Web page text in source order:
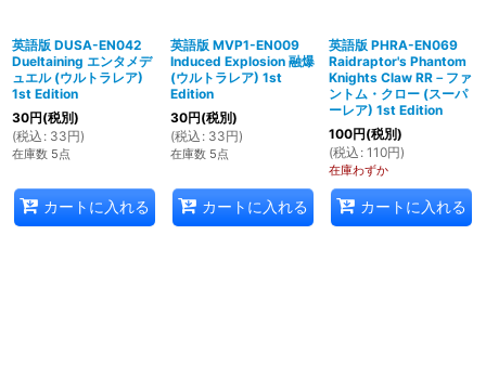
英語版 DUSA-EN042
Dueltaining エンタメデ
ュエル (ウルトラレア)
1st Edition
30円(税別)
(税込 : 33円)
在庫数 5点
カートに入れる
英語版 MVP1-EN009
Induced Explosion 融爆
(ウルトラレア) 1st
Edition
30円(税別)
(税込 : 33円)
在庫数 5点
カートに入れる
英語版 PHRA-EN069
Raidraptor's Phantom
Knights Claw RR－ファ
ントム・クロー (スーパ
ーレア) 1st Edition
100円(税別)
(税込 : 110円)
在庫わずか
カートに入れる